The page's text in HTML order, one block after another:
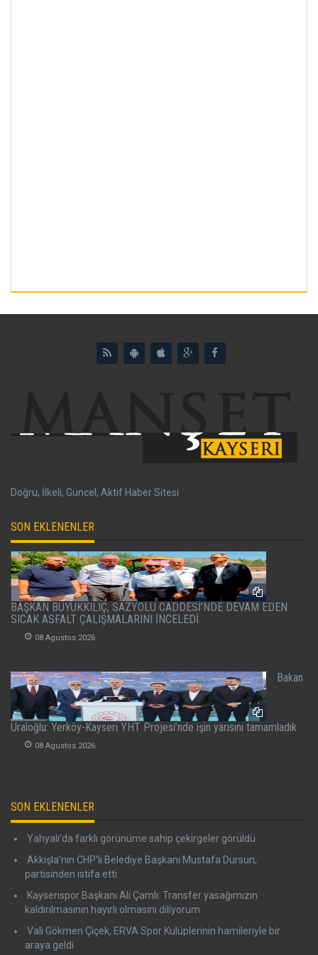
Doğru, İlkeli, Güncel, Aktif Haber Sitesi
SON EKLENENLER
BAŞKAN BÜYÜKKILIÇ, SAZYOLU CADDESİ’NDE DEVAM EDEN
SICAK ASFALT ÇALIŞMALARINI İNCELEDİ
08 Agustos 2026
Bakan
Uraloğlu: Yerköy-Kayseri YHT Projesi’nde işin yarısını tamamladık
08 Agustos 2026
SON EKLENENLER
Yahyalı’da farklı görünüme sahip çekirgeler görüldü
Akkışla’nın CHP’li Belediye Başkanı Mustafa Dursun,
partisinden istifa etti
Kayserispor Başkanı Ali Çamlı: Transfer yasağımızın
kaldırılmasının hayırlı olmasını diliyorum
Vali Gökmen Çiçek, ERVA Spor Kulüplerinin hamileriyle bir
araya geldi